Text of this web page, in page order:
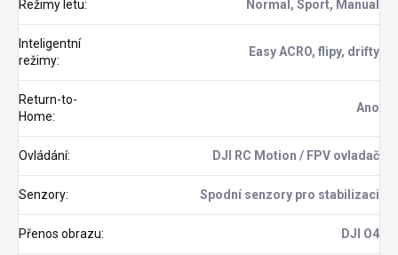
Režimy letu: Normal, Sport, Manual
Inteligentní
režimy:
Easy ACRO, flipy, drifty
Return-to-
Home:
Ano
Ovládání: DJI RC Motion / FPV ovladač
Senzory: Spodní senzory pro stabilizaci
Přenos obrazu: DJI O4